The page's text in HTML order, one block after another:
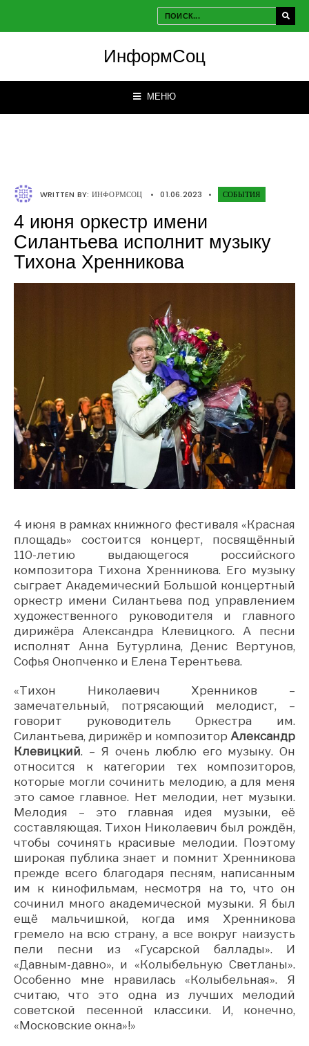
ИнформСоц
МЕНЮ
WRITTEN BY: ИНФОРМСОЦ • 01.06.2023 • СОБЫТИЯ
4 июня оркестр имени
Силантьева исполнит музыку
Тихона Хренникова
4 июня в рамках книжного фестиваля «Красная
площадь» состоится концерт, посвящённый
110-летию выдающегося российского
композитора Тихона Хренникова. Его музыку
сыграет Академический Большой концертный
оркестр имени Силантьева под управлением
художественного руководителя и главного
дирижёра Александра Клевицкого. А песни
исполнят Анна Бутурлина, Денис Вертунов,
Софья Онопченко и Елена Терентьева.
«Тихон Николаевич Хренников –
замечательный, потрясающий мелодист, –
говорит руководитель Оркестра им.
Силантьева, дирижёр и композитор Александр
Клевицкий. – Я очень люблю его музыку. Он
относится к категории тех композиторов,
которые могли сочинить мелодию, а для меня
это самое главное. Нет мелодии, нет музыки.
Мелодия – это главная идея музыки, её
составляющая. Тихон Николаевич был рождён,
чтобы сочинять красивые мелодии. Поэтому
широкая публика знает и помнит Хренникова
прежде всего благодаря песням, написанным
им к кинофильмам, несмотря на то, что он
сочинил много академической музыки. Я был
ещё мальчишкой, когда имя Хренникова
гремело на всю страну, а все вокруг наизусть
пели песни из «Гусарской баллады». И
«Давным-давно», и «Колыбельную Светланы».
Особенно мне нравилась «Колыбельная». Я
считаю, что это одна из лучших мелодий
советской песенной классики. И, конечно,
«Московские окна»!»